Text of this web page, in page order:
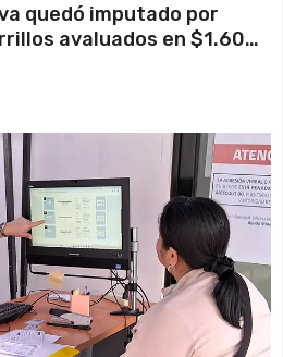
quedó imputado por
avaluados en $1.600